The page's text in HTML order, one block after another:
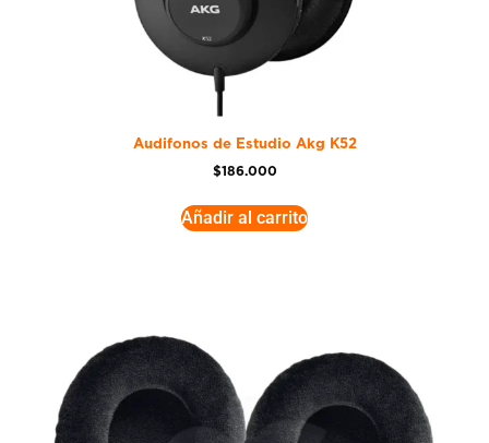
Audifonos de Estudio Akg K52
$186.000
Añadir al carrito